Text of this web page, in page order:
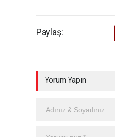
Paylaş:
Yorum Yapın